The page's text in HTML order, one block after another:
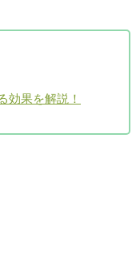
効果を解説！